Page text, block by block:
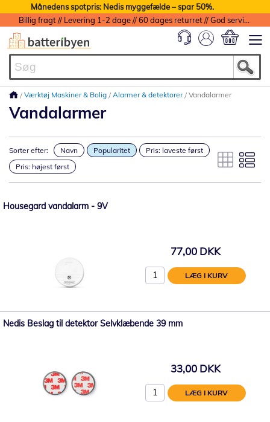
Månedens spotpris: Nedis myggefælde – spar 50%.
Billig fragt // Levering 1-2 dage // 60 dages returret // God service med garanti
Værktøj Maskiner & Bolig Alarmer & detektorer Vandalarmer
Vandalarmer
Sorter efter: Navn Popularitet
Pris: laveste først
Pris: højest først
Housegard vandalarm - 9V
77,00 DKK
LÆG I KURV
Nedis Beslag til detektor Selvklæbende 39 mm
33,00 DKK
LÆG I KURV